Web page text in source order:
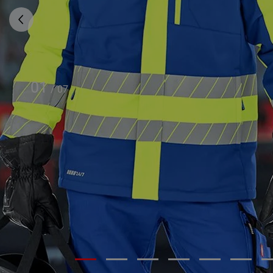
01 / 07